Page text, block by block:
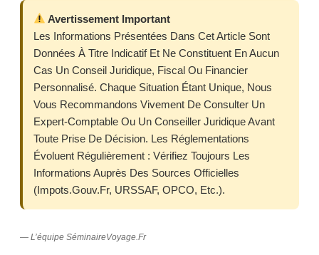
Avertissement Important
Les Informations Présentées Dans Cet Article Sont
Données À Titre Indicatif Et Ne Constituent En Aucun
Cas Un Conseil Juridique, Fiscal Ou Financier
Personnalisé. Chaque Situation Étant Unique, Nous
Vous Recommandons Vivement De Consulter Un
Expert-Comptable Ou Un Conseiller Juridique Avant
Toute Prise De Décision. Les Réglementations
Évoluent Régulièrement : Vérifiez Toujours Les
Informations Auprès Des Sources Officielles
(impots.gouv.fr, URSSAF, OPCO, Etc.).
— L’équipe SéminaireVoyage.fr